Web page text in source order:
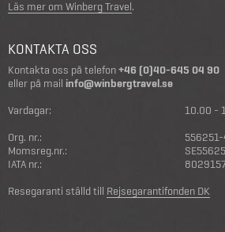
Läs mer om Winberg Travel.
KONTAKTA OSS
Kontakta oss på telefon+46 (0)40-645 04 90
eller på mail info@winbergtravel.se
Vardagar:
10.00 -
Org. nr.:
Momsreg.nr.:
IATA nr.:
Resegaranti ställd till Rejsegarantifonden DK